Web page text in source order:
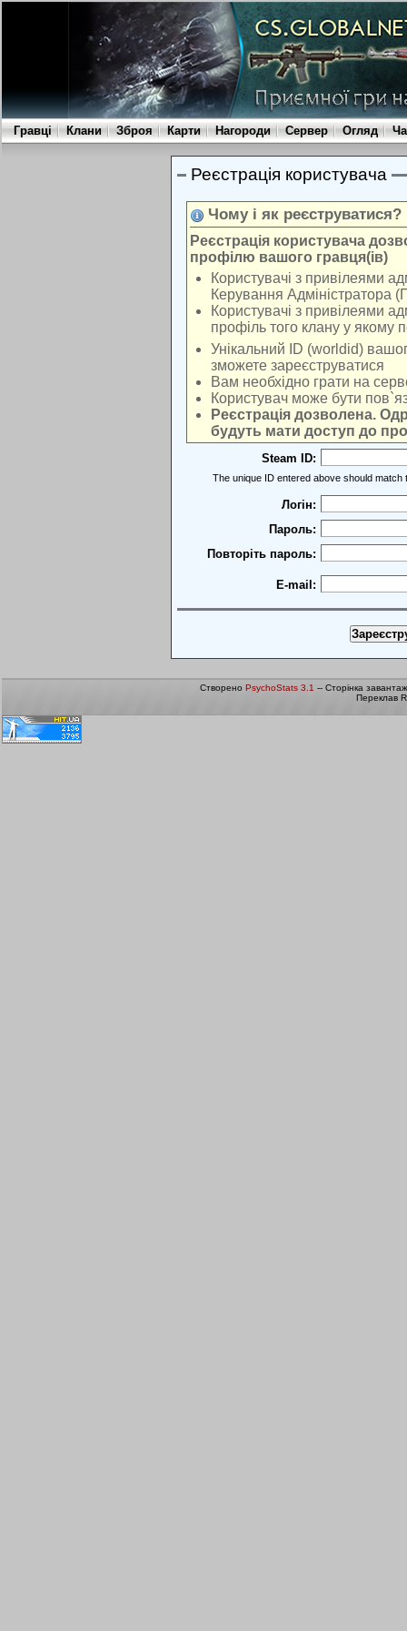
Гравці Клани Зброя Карти Нагороди Сервер Огляд
Реєстрація користувача
Чому і як реєструватися?
Реєстрація користувача
профілю вашого гравця(ів)
Користувачі з привілеями
Керування Адміністратора
Користувачі з привілеями
профіль того клану у якому
Унікальний ID (worldid)
зможете зареєструватися
Вам необхідно грати на
Користувач може бути
Реєстрація дозволена.
будуть мати доступ до
Steam ID:
The unique ID entered above should match
Логін:
Пароль:
Повторіть пароль:
E-mail:
Створено PsychoStats 3.1 -- Сторінка
Переклав